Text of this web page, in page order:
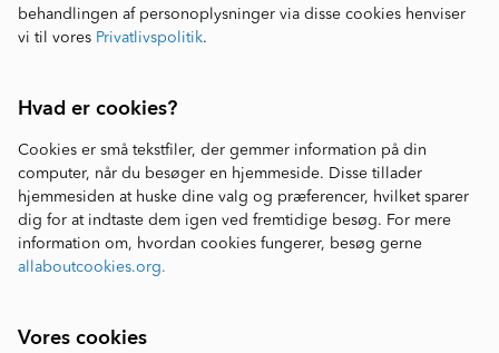
behandlingen af personoplysninger via disse cookies henviser
vi til vores Privatlivspolitik.
Hvad er cookies?
Cookies er små tekstfiler, der gemmer information på din
computer, når du besøger en hjemmeside. Disse tillader
hjemmesiden at huske dine valg og præferencer, hvilket sparer
dig for at indtaste dem igen ved fremtidige besøg. For mere
information om, hvordan cookies fungerer, besøg gerne
allaboutcookies.org.
Vores cookies